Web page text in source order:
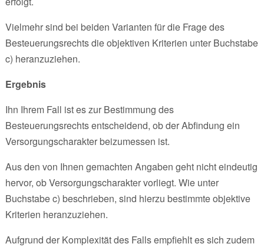
Vielmehr sind bei beiden Varianten für die Frage des
Besteuerungsrechts die objektiven Kriterien unter Buchstabe
c) heranzuziehen.
Ergebnis
Ihn Ihrem Fall ist es zur Bestimmung des
Besteuerungsrechts entscheidend, ob der Abfindung ein
Versorgungscharakter beizumessen ist.
Aus den von Ihnen gemachten Angaben geht nicht eindeutig
hervor, ob Versorgungscharakter vorliegt. Wie unter
Buchstabe c) beschrieben, sind hierzu bestimmte objektive
Kriterien heranzuziehen.
Aufgrund der Komplexität des Falls empfiehlt es sich zudem